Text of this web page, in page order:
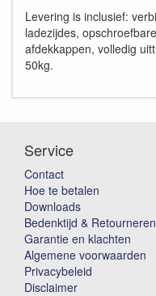
Levering is inclusief:
ladezijdes,
afdekkappen, volledig
50kg.
Service
Contact
Hoe te betalen
Downloads
Bedenktijd & Retourneren
Garantie en klachten
Algemene voorwaarden
Privacybeleid
Disclaimer